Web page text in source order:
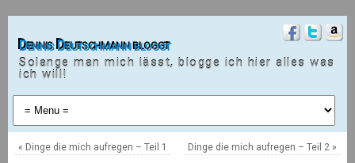
Dennis Deutschmann bloggt
Solange man mich lässt, blogge ich hier alles was
ich will!
« Dinge die mich aufregen – Teil 1 Dinge die mich aufregen – Teil 2 »